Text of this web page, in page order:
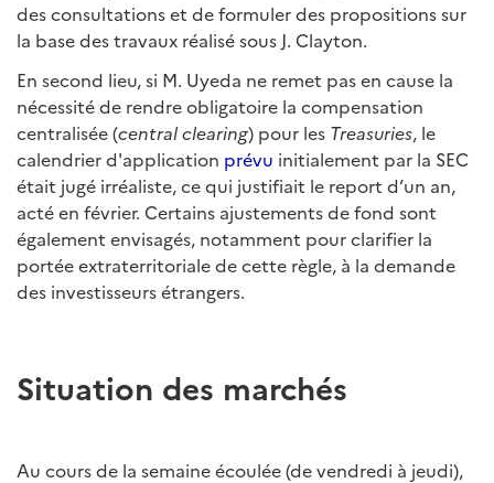
des consultations et de formuler des propositions sur
la base des travaux réalisé sous J. Clayton.
En second lieu, si M. Uyeda ne remet pas en cause la
nécessité de rendre obligatoire la compensation
centralisée (central clearing) pour les Treasuries, le
calendrier d'application prévu initialement par la SEC
était jugé irréaliste, ce qui justifiait le report d’un an,
acté en février. Certains ajustements de fond sont
également envisagés, notamment pour clarifier la
portée extraterritoriale de cette règle, à la demande
des investisseurs étrangers.
Situation des marchés
Au cours de la semaine écoulée (de vendredi à jeudi),